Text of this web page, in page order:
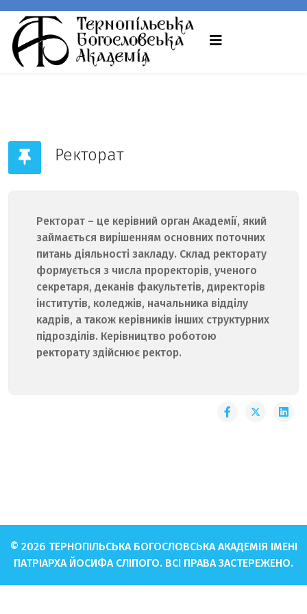
Ректорат
Ректорат – це керівний орган Академії, який
займається вирішенням основних поточних
питань діяльності закладу. Склад ректорату
формується з числа проректорів, ученого
секретаря, деканів факультетів, директорів
інститутів, коледжів, начальника відділу
кадрів, а також керівників інших структурних
підрозділів. Керівництво роботою
ректорату здійснює ректор.
© 2026 ТЕРНОПІЛЬСЬКА БОГОСЛОВСЬКА АКАДЕМІЯ ІМЕНІ
ПАТРІАРХА ЙОСИФА СЛІПОГО. ВСІ ПРАВА ЗАСТЕРЕЖЕНО.